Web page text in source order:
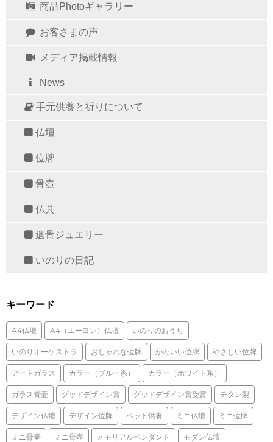
商品Photoギャラリー
お客さまの声
メディア掲載情報
News
手元供養と祈りについて
仏壇
位牌
骨壺
仏具
遺骨ジュエリー
いのりの日記
キーワード
A4仏壇 A4（エーヨン）仏壇 いのりのおうち
いのりオーケストラ おしゃれな位牌 かわいい位牌 やさしい位牌
アートガラス カラー（ブルー系） カラー（ホワイト系）
ガラス骨壷 グッドデザイン賞 グッドデザイン賞受賞 チタン製
デザイン仏壇 デザイン位牌 ペット供養 ミニ仏壇 ミニ位牌
ミニ骨壷 ミニ骨壺 メモリアルペンダント モダン仏壇